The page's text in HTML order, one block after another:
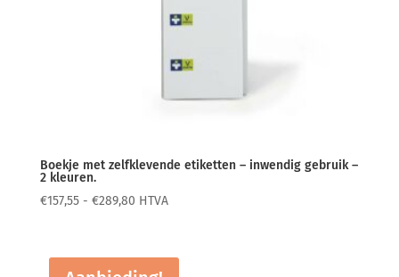
Boekje met zelfklevende etiketten – inwendig gebruik –
2 kleuren.
€157,55 - €289,80Prijsklasse:
€289,80
HTVA